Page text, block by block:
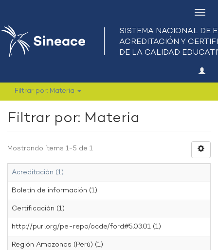
Filtrar por: Materia
Filtrar por: Materia
Mostrando ítems 1-5 de 1
Acreditación (1)
Boletín de información (1)
Certificación (1)
http://purl.org/pe-repo/ocde/ford#5.03.01 (1)
Región Amazonas (Perú) (1)